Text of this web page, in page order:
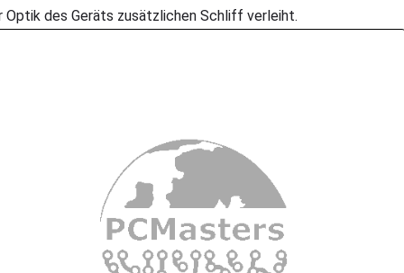
Optik des Geräts zusätzlichen Schliff verleiht.